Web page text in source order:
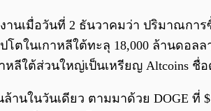
ยงานเมื่อวันที่ 2 ธันวาคมว่า ปริมาณ
ในเกาหลีใต้ทะลุ 18,000 ล้านดอ
ลีใต้ส่วนใหญ่เป็นเหรียญ Altcoins ชื่อ
นในวันเดียว ตามมาด้วย DOGE ที่